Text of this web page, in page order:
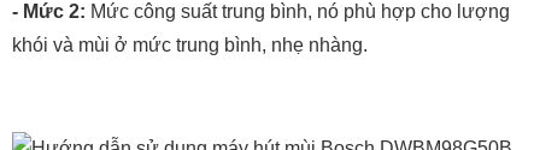
- Mức 2: Mức công suất trung bình, nó phù hợp cho lượng
khói và mùi ở mức trung bình, nhẹ nhàng.